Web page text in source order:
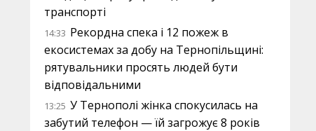
транспорті
14:33 Рекордна спека і 12 пожеж в
екосистемах за добу на Тернопільщині:
рятувальники просять людей бути
відповідальними
13:25 У Тернополі жінка спокусилась на
забутий телефон — їй загрожує 8 років